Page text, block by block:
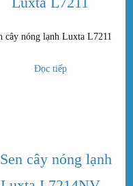
cây nóng lạnh Luxta L7211
Đọc tiếp